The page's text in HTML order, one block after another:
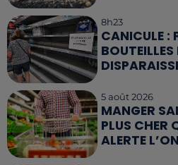
8h23
CANICULE :
BOUTEILLES
5 août 2026
MANGER
PLUS CHER
ALERTE